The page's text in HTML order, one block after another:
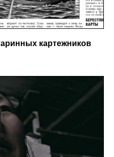
картежников